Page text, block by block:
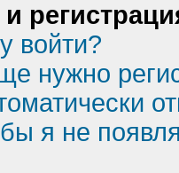
войти?
нужно
я не